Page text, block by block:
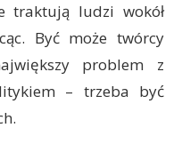
traktują ludzi wokół
Być może twórcy
problem z
– trzeba być
pokazane nie tylko w
są ustawione względem
– prawie nigdy obok. No